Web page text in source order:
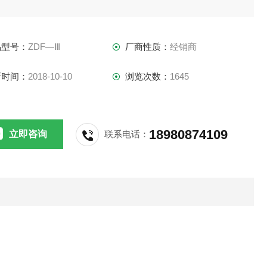
连续测量与控制。因此该真空计系列具有
空计与电离真空计所有技术参数与性能特
时又增加了新的功能。该真空计系列具有两
模式：手动模式与自动模式。手动模式工作
号：ZDF―Ⅲ 厂商性质： 经销商
间： 2018-10-10 浏览次数： 1645
立即咨询 联系电话： 18980874109